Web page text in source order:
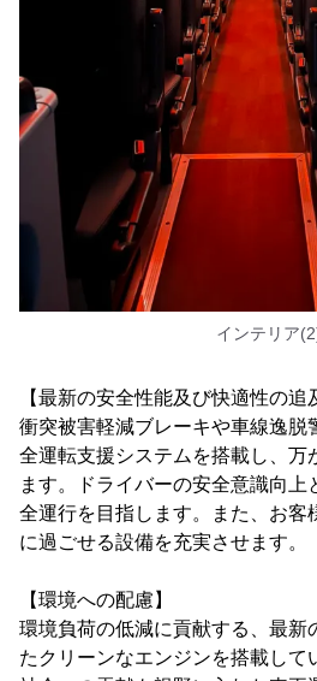
インテリア
【最新の安全性能及び快適性の追
衝突被害軽減ブレーキや車線逸脱
全運転支援システムを搭載し、万
ます。ドライバーの安全意識向
全運行を目指します。また、お客
に過ごせる設備を充実させます。
【環境への配慮】
環境負荷の低減に貢献する、最新
たクリーンなエンジンを搭載して